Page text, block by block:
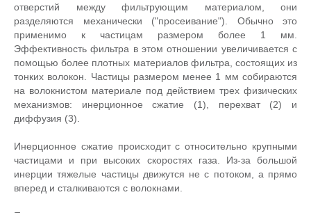
отверстий между фильтрующим материалом, они
разделяются механически ("просеивание"). Обычно это
применимо к частицам размером более 1 мм.
Эффективность фильтра в этом отношении увеличивается с
помощью более плотных материалов фильтра, состоящих из
тонких волокон. Частицы размером менее 1 мм собираются
на волокнистом материале под действием трех физических
механизмов: инерционное сжатие (1), перехват (2) и
диффузия (3).
Инерционное сжатие происходит с относительно крупными
частицами и при высоких скоростях газа. Из-за большой
инерции тяжелые частицы движутся не с потоком, а прямо
вперед и сталкиваются с волокнами.